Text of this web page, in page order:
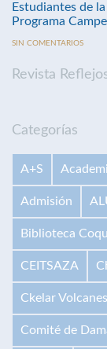
Estudiantes de
Programa
SIN COMENTARIOS
Revista
Categorías
A+S
Admisión
Biblioteca
CEITSAZA
Ckelar Volcanes
Comité de